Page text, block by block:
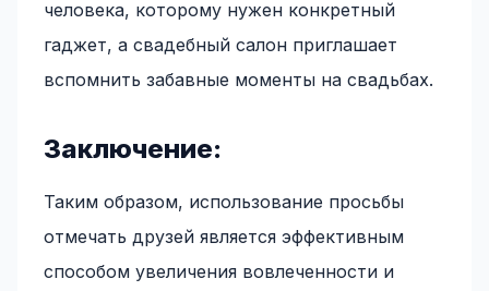
человека, которому нужен конкретный
гаджет, а свадебный салон приглашает
вспомнить забавные моменты на свадьбах.
Заключение:
Таким образом, использование просьбы
отмечать друзей является эффективным
способом увеличения вовлеченности и